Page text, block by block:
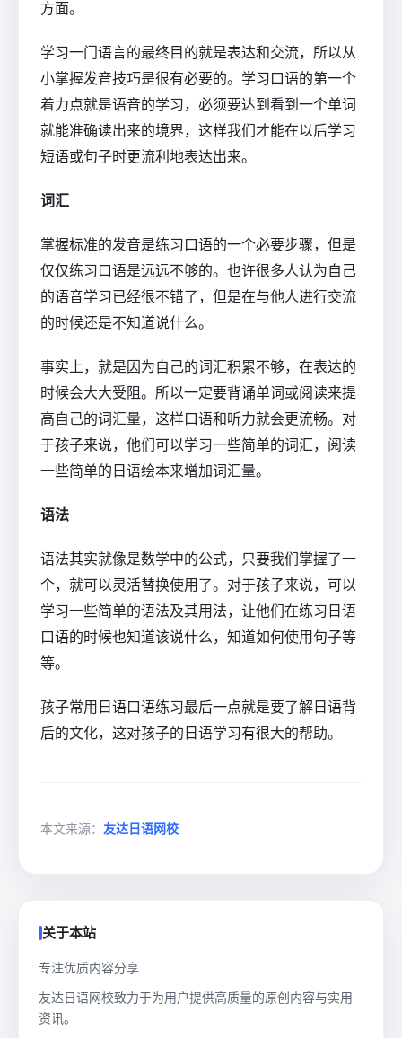
方面。
学习一门语言的最终目的就是表达和交流，所以从
小掌握发音技巧是很有必要的。学习口语的第一个
着力点就是语音的学习，必须要达到看到一个单词
就能准确读出来的境界，这样我们才能在以后学习
短语或句子时更流利地表达出来。
词汇
掌握标准的发音是练习口语的一个必要步骤，但是
仅仅练习口语是远远不够的。也许很多人认为自己
的语音学习已经很不错了，但是在与他人进行交流
的时候还是不知道说什么。
事实上，就是因为自己的词汇积累不够，在表达的
时候会大大受阻。所以一定要背诵单词或阅读来提
高自己的词汇量，这样口语和听力就会更流畅。对
于孩子来说，他们可以学习一些简单的词汇，阅读
一些简单的日语绘本来增加词汇量。
语法
语法其实就像是数学中的公式，只要我们掌握了一
个，就可以灵活替换使用了。对于孩子来说，可以
学习一些简单的语法及其用法，让他们在练习日语
口语的时候也知道该说什么，知道如何使用句子等
等。
孩子常用日语口语练习最后一点就是要了解日语背
后的文化，这对孩子的日语学习有很大的帮助。
本文来源： 友达日语网校
关于本站
专注优质内容分享
友达日语网校致力于为用户提供高质量的原创内容与实用
资讯。